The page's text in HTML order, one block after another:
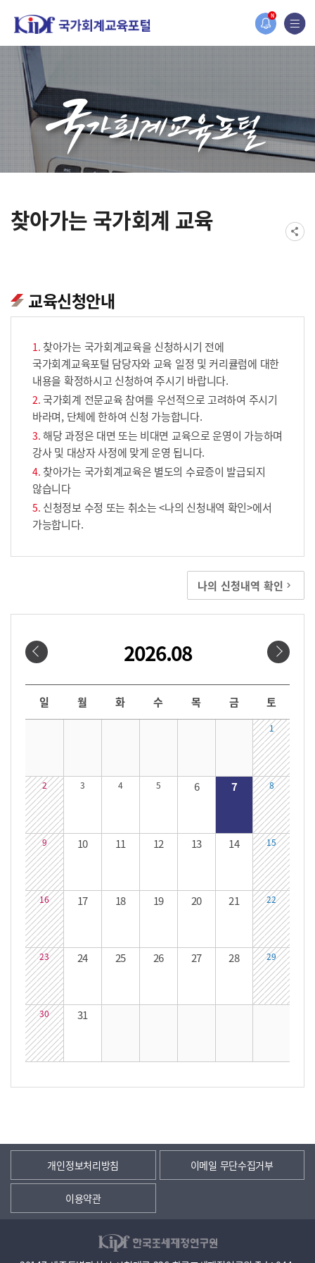
N
홈페이지가 새롭게 개편되었습니다.
한국조세재정연구원홈페이지가 새롭게 개설되었습니다.
찾아가는 국가회계 교육
교육신청안내
찾아가는 국가회계교육을 신청하시기 전에
국가회계교육포털 담당자와 교육 일정 및 커리큘럼에 대한
내용을 확정하시고 신청하여 주시기 바랍니다.
국가회계 전문교육 참여를 우선적으로 고려하여 주시기
바라며, 단체에 한하여 신청 가능합니다.
해당 과정은 대면 또는 비대면 교육으로 운영이 가능하며
강사 및 대상자 사정에 맞게 운영 됩니다.
찾아가는 국가회계교육은 별도의 수료증이 발급되지
않습니다
신청정보 수정 또는 취소는 <나의 신청내역 확인>에서
가능합니다.
나의 신청내역 확인
2026.08
날짜선택
일 월 화 수 목 금 토
1
2 3 4 5 6 7 8
9 10 11 12 13 14 15
16 17 18 19 20 21 22
23 24 25 26 27 28 29
30 31
개인정보처리방침 이메일 무단수집거부
이용약관